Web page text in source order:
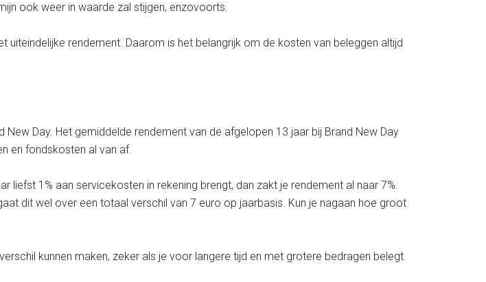
ook weer in waarde zal stijgen, enzovoorts.
uiteindelijke rendement. Daarom is het belangrijk om de kosten van beleggen altijd
Day. Het gemiddelde rendement van de afgelopen 13 jaar bij Brand New Day
en fondskosten al van af.
liefst 1% aan servicekosten in rekening brengt, dan zakt je rendement al naar 7%.
dit wel over een totaal verschil van 7 euro op jaarbasis. Kun je nagaan hoe groot
kunnen maken, zeker als je voor langere tijd en met grotere bedragen belegt.